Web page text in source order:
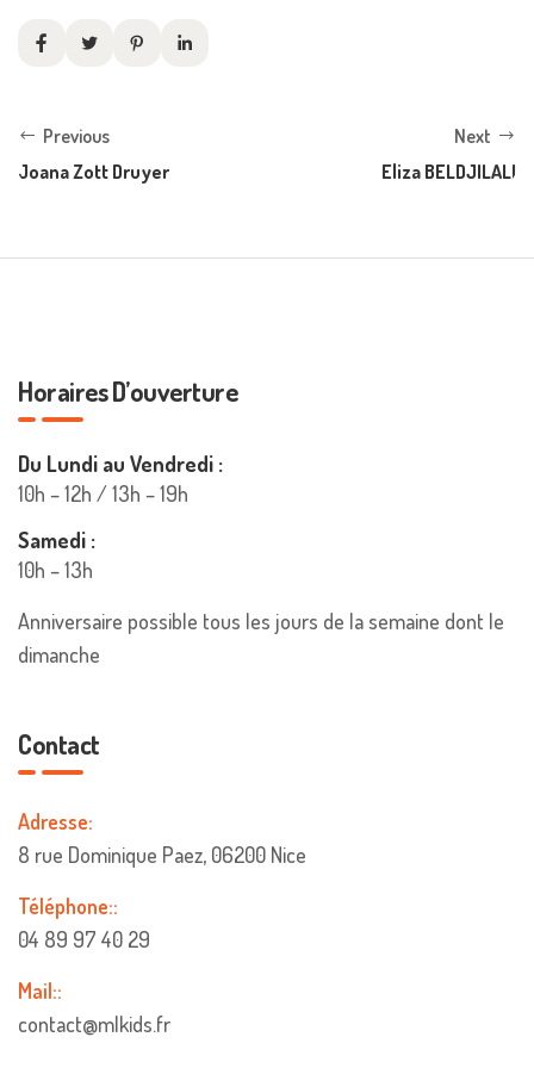
Previous
Joana Zott Druyer
Next
Eliza BELDJILALI
Horaires D’ouverture
Du Lundi au Vendredi :
10h – 12h / 13h – 19h
Samedi :
10h – 13h
Anniversaire possible tous les jours de la semaine dont le
dimanche
Contact
Adresse:
8 rue Dominique Paez, 06200 Nice
Téléphone::
04 89 97 40 29
Mail::
contact@mlkids.fr